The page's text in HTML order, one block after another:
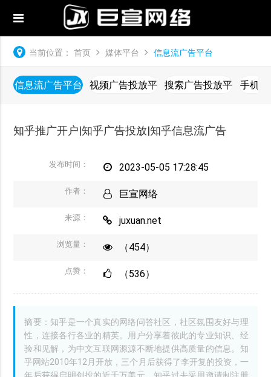
当前位置： 首页 媒体平台 信息流广告平台
信息流广告平台
视频广告投放平
搜索广告投放平
手机
知乎推广开户|知乎广告投放|知乎信息流广告
发布时间： 2023-05-05 17:28:45
作者： 巨宣网络
来源： juxuan.net
浏览量： （454）
点赞： （536）
摘要：知乎是一个真实的网络问答社区，社区氛围友好与理
性，连接各行各业的精英。用户分享着彼此的专业知识、经
验和见解，为中文互联网源源不断地提供高质量的信息。知
乎网站2010年12月开放，三个月后获得了李开复的投资，一